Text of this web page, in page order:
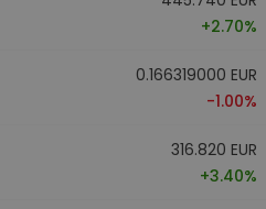
+2.70%
0.166319000 EUR
-1.00%
316.820 EUR
+3.40%